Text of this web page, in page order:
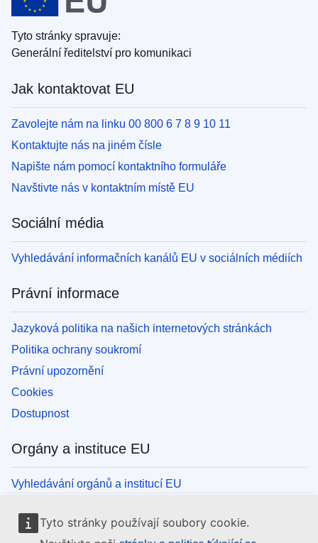
Tyto stránky používají soubory cookie.
Tyto stránky spravuje:
Generální ředitelství pro komunikaci
Jak kontaktovat EU
Zavolejte nám na linku 00 800 6 7 8 9 10 11
Kontaktujte nás na jiném čísle
Napište nám pomocí kontaktního formuláře
Navštivte nás v kontaktním místě EU
Sociální média
Vyhledávání informačních kanálů EU v sociálních médiích
Právní informace
Jazyková politika na našich internetových stránkách
Politika ochrany soukromí
Právní upozornění
Cookies
Dostupnost
Orgány a instituce EU
Vyhledávání orgánů a institucí EU